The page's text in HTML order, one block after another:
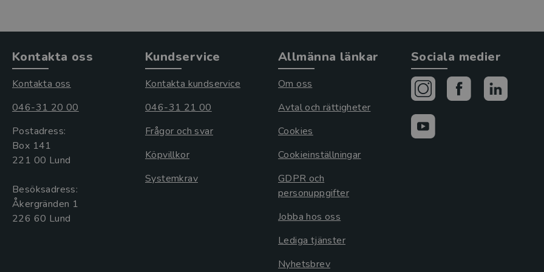
Kontakta oss
Kontakta oss
046-31 20 00
Postadress:
Box 141
221 00 Lund
Besöksadress:
Åkergränden 1
Kundservice
Kontakta kundservice
046-31 21 00
Frågor och svar
Köpvillkor
Systemkrav
Allmänna länkar
Om oss
Avtal och rättigheter
Cookies
Cookieinställningar
GDPR och
personuppgifter
Jobba hos oss
Lediga tjänster
Nyhetsbrev
Sociala medier